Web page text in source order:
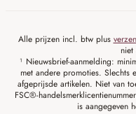
Alle prijzen incl. btw plus
¹ Nieuwsbrief-aanmelding:
met andere promoties. Slechts
afgeprijsde artikelen. Niet van
FSC®-
is aangegeven